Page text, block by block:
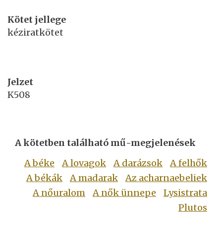
Kötet jellege
kéziratkötet
Jelzet
K508
A kötetben található mű-megjelenések
A felhők
A darázsok
A lovagok
A béke
Az acharnaebeliek
A madarak
A békák
Lysistrata
A nők ünnepe
A nőuralom
Plutos